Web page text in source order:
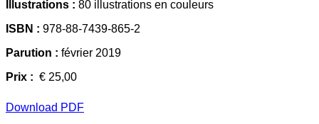
Illustrations : 80 illustrations en couleurs
ISBN : 978-88-7439-865-2
Parution : février 2019
Prix : € 25,00
Download PDF